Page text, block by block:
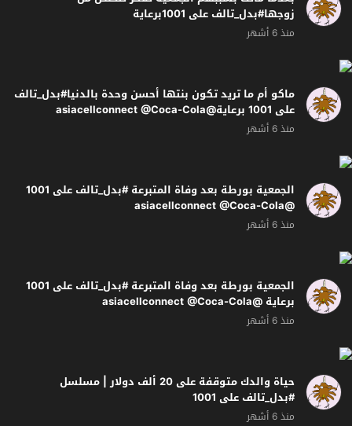
زوجها#بدل_تالف على 1001برعاية
@asiacellconnect@Coca-Cola
منذ 6 أشهر
ماكو أم ما تريد تكون بنتها أحسن وحدة بالدنيا#بدل_تالف
على 1001 برعاية@asiacellconnect @Coca-Cola
منذ 6 أشهر
الجمعية بورطة بعد وفاة المتبرعة #بدل_تالف على 1001
@asiacellconnect @Coca-Cola
منذ 6 أشهر
الجمعية بورطة بعد وفاة المتبرعة #بدل_تالف على 1001
برعاية @asiacellconnect @Coca-Cola
منذ 6 أشهر
حياة والدك متوقفة على 20 ألف دولار | مسلسل
#بدل_تالف على 1001
منذ 6 أشهر